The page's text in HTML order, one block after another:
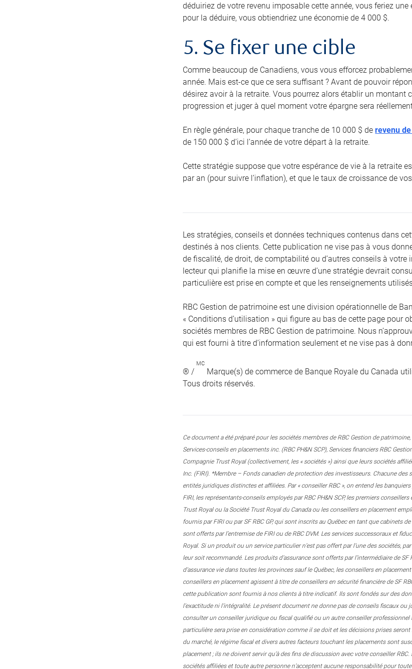
déduiriez de votre revenu imposable cette année, vous feriez
pour la déduire, vous obtiendriez une économie de 4 000 $.
5. Se fixer une cible
Comme beaucoup de Canadiens, vous vous efforcez
année. Mais est-ce que ce sera suffisant ? Avant de pouvoir
désirez avoir à la retraite. Vous pourrez alors établir un montant
progression et juger à quel moment votre épargne sera
En règle générale, pour chaque tranche de 10 000 $ derevenu
de 150 000 $ d’ici l’année de votre départ à la retraite.
Cette stratégie suppose que votre espérance de vie à la retraite
par an (pour suivre l’inflation), et que le taux de croissance de
Les stratégies, conseils et données techniques contenus dans
destinés à nos clients. Cette publication ne vise pas à vous
de fiscalité, de droit, de comptabilité ou d’autres conseils à
lecteur qui planifie la mise en œuvre d’une stratégie devrait
particulière est prise en compte et que les renseignements
RBC Gestion de patrimoine est une division opérationnelle de
« Conditions d’utilisation » qui figure au bas de cette page pour
sociétés membres de RBC Gestion de patrimoine. Nous
qui est fourni à titre d’information seulement et ne vise pas à
® /
MC
Marque(s) de commerce de Banque Royale du Canada
Tous droits réservés.
Ce document a été préparé pour les sociétés membres de RBC Gestion de
Services-conseils en placements inc. (RBC PH&N SCP), Services financiers RBC
Compagnie Trust Royal (collectivement, les « sociétés ») ainsi que leurs sociétés
Inc. (FIRI). *Membre – Fonds canadien de protection des investisseurs. Chacune des
entités juridiques distinctes et affiliées. Par « conseiller RBC », on entend les
FIRI, les représentants-conseils employés par RBC PH&N SCP, les premiers
Trust Royal ou la Société Trust Royal du Canada ou les conseillers en placement
fournis par FIRI ou par SF RBC GP, qui sont inscrits au Québec en tant que cabinets
sont offerts par l’entremise de FIRI ou de RBC DVM. Les services successoraux et
Royal. Si un produit ou un service particulier n’est pas offert par l’une des sociétés,
leur soit recommandé. Les produits d’assurance sont offerts par l’intermédiaire de
d’assurance vie dans toutes les provinces sauf le Québec, les conseillers en
conseillers en placement agissent à titre de conseillers en sécurité financière de SF
cette publication sont fournis à nos clients à titre indicatif. Ils sont fondés sur des
l’exactitude ni l’intégralité. Le présent document ne donne pas de conseils fiscaux
consulter un conseiller juridique ou fiscal qualifié ou un autre conseiller
particulière sera prise en considération comme il se doit et les décisions prises
du marché, le régime fiscal et divers autres facteurs touchant les placements sont
placement ; ils ne doivent servir qu’à des fins de discussion avec votre conseiller RBC.
sociétés affiliées et toute autre personne n’acceptent aucune responsabilité pour